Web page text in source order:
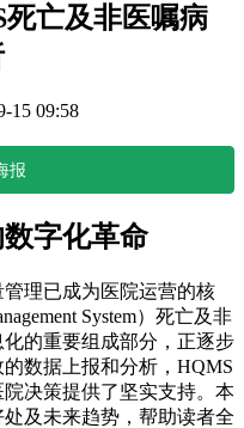
亡及非医嘱病
09:58
报
字化革命
理已成为医院运营的核
System）死亡及非
的重要组成部分，正逐步
数据上报和分析，HQMS
决策提供了坚实支持。本
及未来趋势，帮助读者全